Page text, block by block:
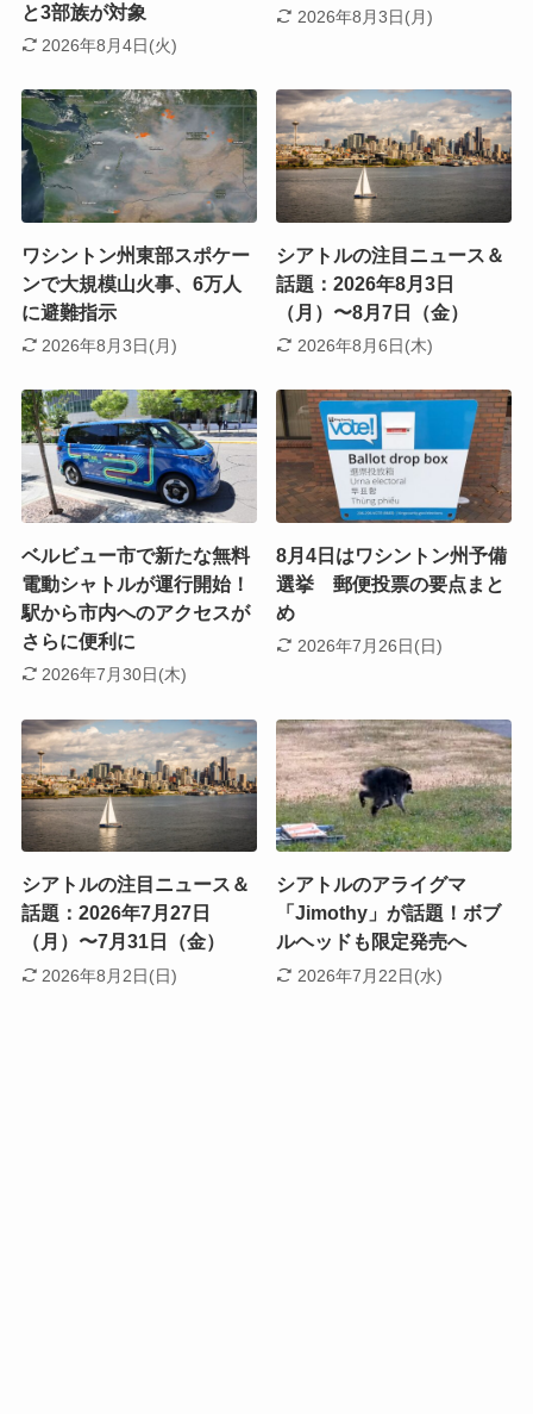
と3部族が対象
2026年8月4日(火)
2026年8月3日(月)
ワシントン州東部スポケー
ンで大規模山火事、6万人
に避難指示
2026年8月3日(月)
シアトルの注目ニュース＆
話題：2026年8月3日
（月）〜8月7日（金）
2026年8月6日(木)
ベルビュー市で新たな無料
電動シャトルが運行開始！
駅から市内へのアクセスが
さらに便利に
2026年7月30日(木)
8月4日はワシントン州予備
選挙 郵便投票の要点まと
め
2026年7月26日(日)
シアトルの注目ニュース＆
話題：2026年7月27日
（月）〜7月31日（金）
2026年8月2日(日)
シアトルのアライグマ
「Jimothy」が話題！ボブ
ルヘッドも限定発売へ
2026年7月22日(水)